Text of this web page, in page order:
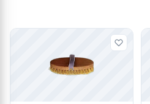
Prodotti